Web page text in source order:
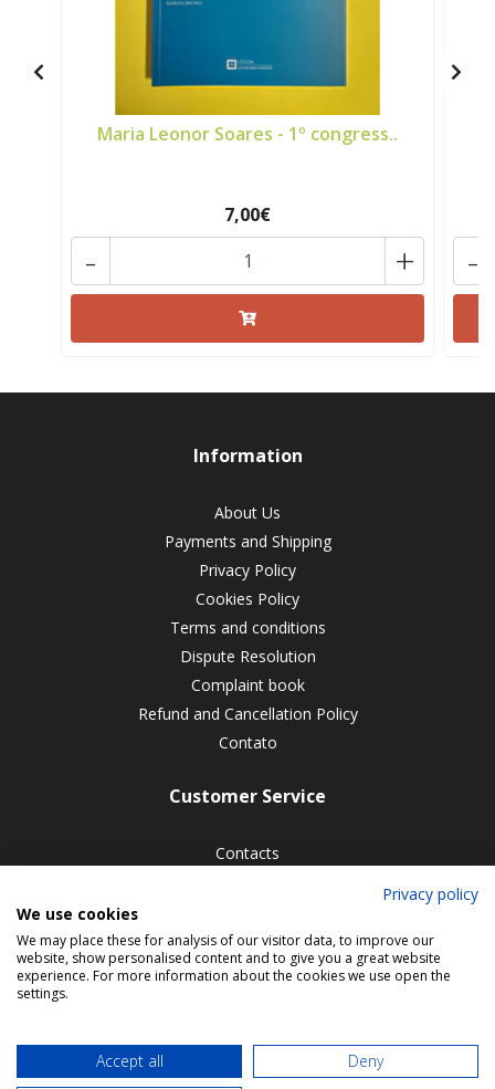
Maria Leonor Soares - 1º congress..
7,00€
+
- -
Information
About Us
Payments and Shipping
Privacy Policy
Cookies Policy
Terms and conditions
Dispute Resolution
Complaint book
Refund and Cancellation Policy
Contato
Customer Service
Contacts
Follow Us
Privacy policy
We use cookies
We may place these for analysis of our visitor data, to improve our
website, show personalised content and to give you a great website
experience. For more information about the cookies we use open the
settings.
Accept all Deny